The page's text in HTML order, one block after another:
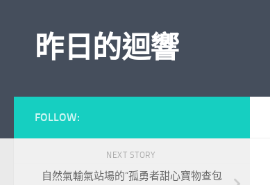
昨日的迴響
FOLLOW:
NEXT STORY
自然氣輸氣站場的“孤勇者甜心寶物查包